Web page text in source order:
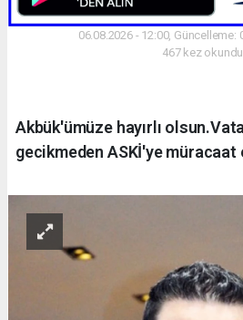
06.08.2026 - 12:00, Güncelleme:
467 kez okundu.
Akbük'ümüze hayırlı
gecikmeden ASKİ'ye müracaat